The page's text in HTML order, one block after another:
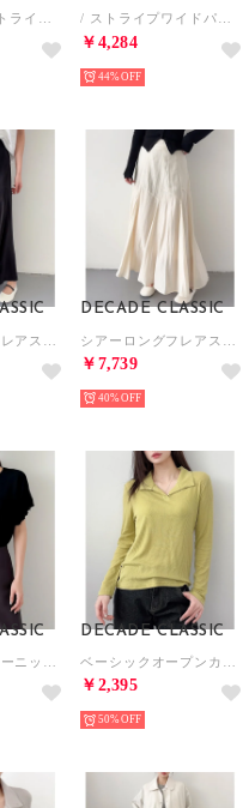
/ ノーカラーストライプジャケット （グレー） / ストライプワイドパンツ （グレー）
￥4,284
44%
DECADE CLASSIC
￥7,739
40%
DECADE CLASSIC
￥2,395
50%